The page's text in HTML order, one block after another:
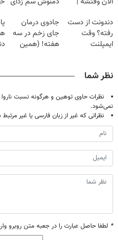
میلیون تومان!!!
دندونت از دست
رفته؟ وقت
ایمپلنت
جادوی درمان
جای زخم در سه
هفته! (همین
نظر شما
نظرات حاوی توهین و هرگونه نسبت
نمی‌شود.
نظراتی که غیر از زبان فارسی یا غیر
* لطفا حاصل عبارت را در جعبه متن روبرو